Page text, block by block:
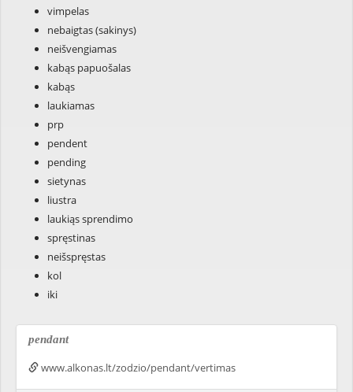
vimpelas
nebaigtas (sakinys)
neišvengiamas
kabąs papuošalas
kabąs
laukiamas
prp
pendent
pending
sietynas
liustra
laukiąs sprendimo
spręstinas
neišspręstas
kol
iki
pendant
www.alkonas.lt/zodzio/pendant/vertimas